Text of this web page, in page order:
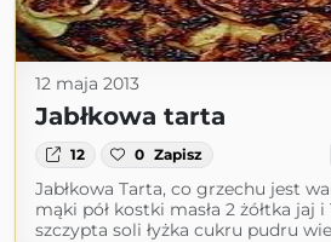
12 maja 2013
Jabłkowa tarta
12 0 Zapisz
Jabłkowa Tarta, co grzechu jest
mąki pół kostki masła 2 żółtka jaj i
szczypta soli łyżka cukru pudru